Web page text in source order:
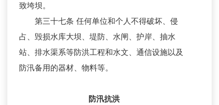
致垮坝。
第三十七条 任何单位和个人不得破坏、侵
占、毁损水库大坝、堤防、水闸、护岸、抽水
站、排水渠系等防洪工程和水文、通信设施以及
防汛备用的器材、物料等。
防汛抗洪